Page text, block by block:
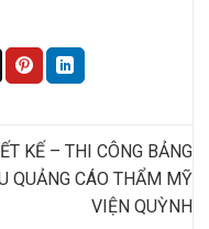
KẾ – THI CÔNG BẢNG
QUẢNG CÁO THẨM MỸ
VIỆN QUỲNH